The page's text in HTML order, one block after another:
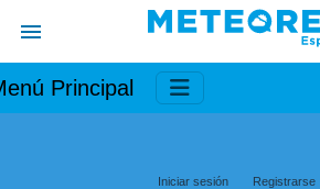
Principal
Iniciar sesión Registrarse